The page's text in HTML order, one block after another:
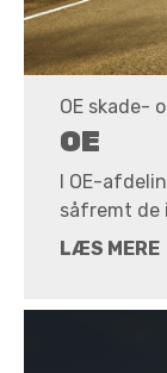
OE skade-
OE
I OE-
såfremt de
LÆS MERE